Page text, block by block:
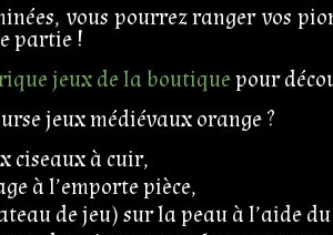
vous pourrez ranger vos
partie !
jeux de la boutiquepour
jeux médiévaux orange ?
ciseaux à cuir,
à l’emporte pièce,
de jeu) sur la peau à l’aide